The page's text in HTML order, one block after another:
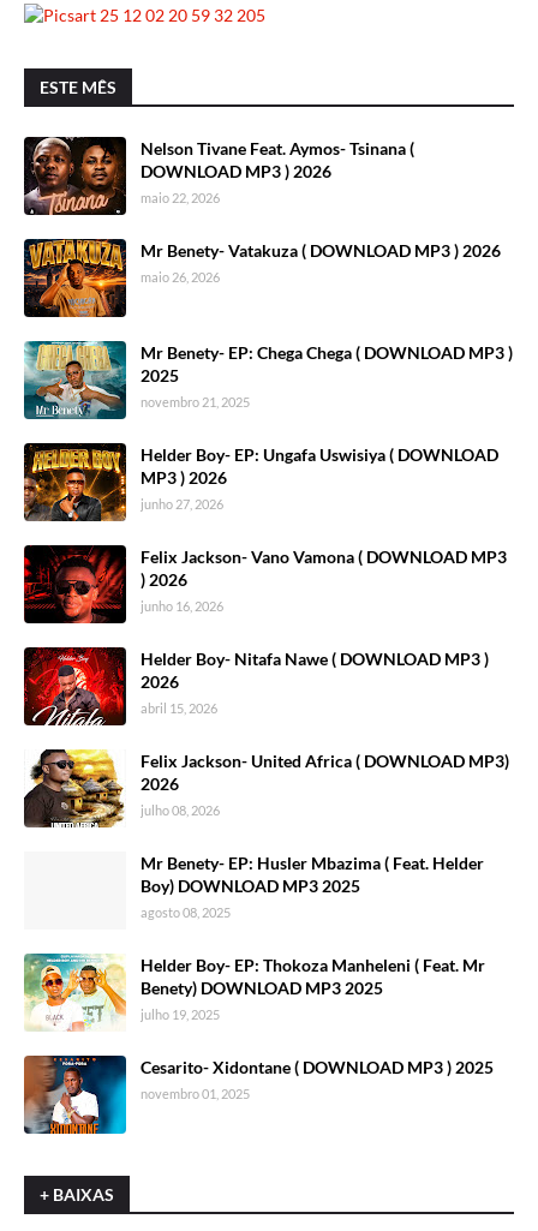
ESTE MÊS
Nelson Tivane Feat. Aymos- Tsinana (
DOWNLOAD MP3 ) 2026
maio 22, 2026
Mr Benety- Vatakuza ( DOWNLOAD MP3 ) 2026
maio 26, 2026
Mr Benety- EP: Chega Chega ( DOWNLOAD MP3 )
2025
novembro 21, 2025
Helder Boy- EP: Ungafa Uswisiya ( DOWNLOAD
MP3 ) 2026
junho 27, 2026
Felix Jackson- Vano Vamona ( DOWNLOAD MP3
) 2026
junho 16, 2026
Helder Boy- Nitafa Nawe ( DOWNLOAD MP3 )
2026
abril 15, 2026
Felix Jackson- United Africa ( DOWNLOAD MP3)
2026
julho 08, 2026
Mr Benety- EP: Husler Mbazima ( Feat. Helder
Boy) DOWNLOAD MP3 2025
agosto 08, 2025
Helder Boy- EP: Thokoza Manheleni ( Feat. Mr
Benety) DOWNLOAD MP3 2025
julho 19, 2025
Cesarito- Xidontane ( DOWNLOAD MP3 ) 2025
novembro 01, 2025
+ BAIXAS